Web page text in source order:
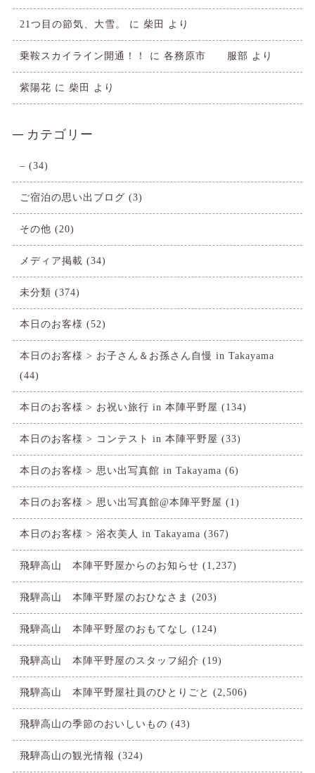
21つ目の節気、大雪。 に 柴田 より
乗鞍スカイライン開通！！ に 各務原市 服部 より
紫陽花 に 柴田 より
カテゴリー
– (34)
ご宿泊の思い出ブログ (3)
その他 (20)
メディア掲載 (34)
未分類 (374)
本日のお客様 (52)
本日のお客様 > お子さん＆お孫さん自慢 in Takayama
(44)
本日のお客様 > お祝い旅行 in 本陣平野屋 (134)
本日のお客様 > コンテスト in 本陣平野屋 (33)
本日のお客様 > 思い出写真館 in Takayama (6)
本日のお客様 > 思い出写真館@本陣平野屋 (1)
本日のお客様 > 浴衣美人 in Takayama (367)
飛騨高山 本陣平野屋からのお知らせ (1,237)
飛騨高山 本陣平野屋のおひなさま (203)
飛騨高山 本陣平野屋のおもてなし (124)
飛騨高山 本陣平野屋のスタッフ紹介 (19)
飛騨高山 本陣平野屋社員のひとりごと (2,506)
飛騨高山の季節のおいしいもの (43)
飛騨高山の観光情報 (324)